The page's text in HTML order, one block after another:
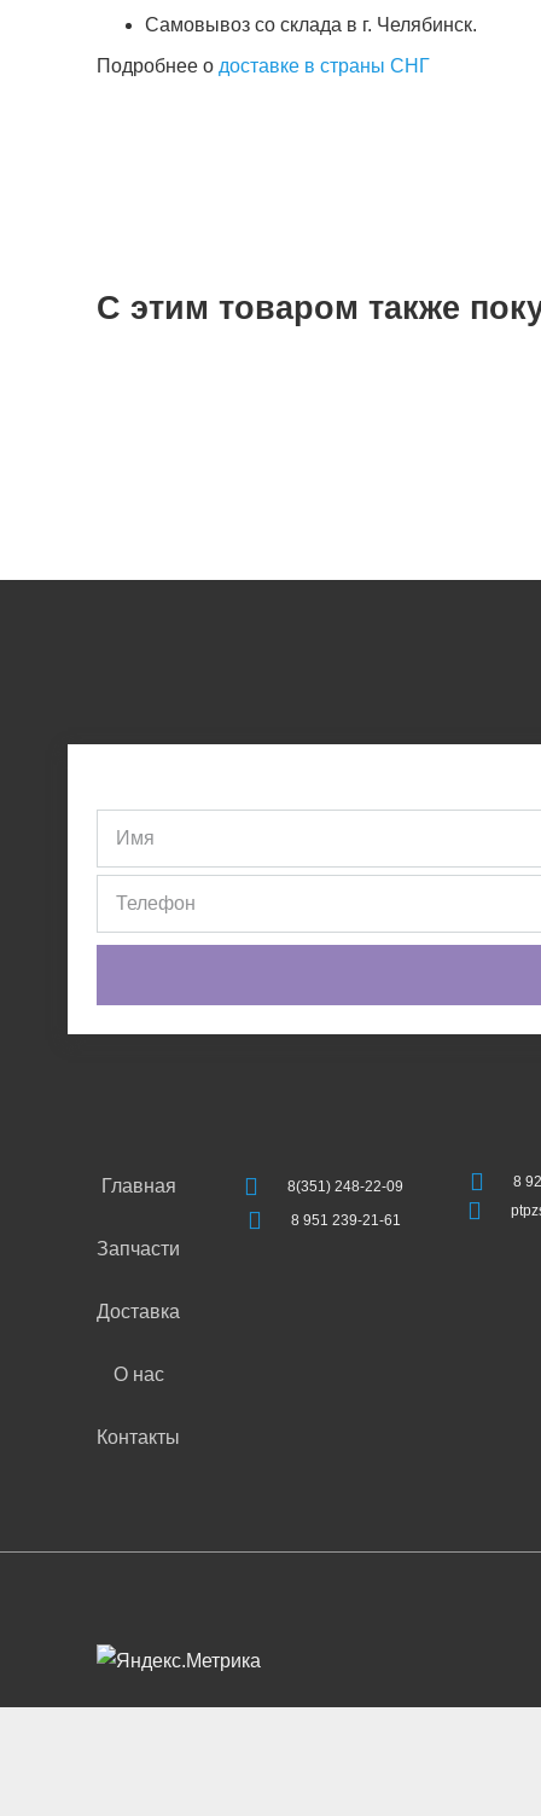
Самовывоз со склада в г. Челябинск.
Подробнее о доставке в страны СНГ
С этим товаром также
Главная
Запчасти
Доставка
О нас
Контакты
8(351) 248-22-09
8 951 239-21-61
8